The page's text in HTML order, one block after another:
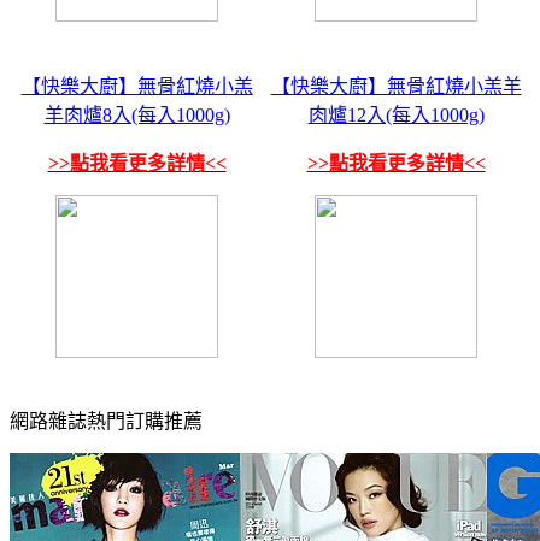
【快樂大廚】無骨紅燒小羔
羊肉爐8入(每入1000g)
>>點我看更多詳情<<
【快樂大廚】無骨紅燒小羔羊
肉爐12入(每入1000g)
>>點我看更多詳情<<
網路雜誌熱門訂購推薦